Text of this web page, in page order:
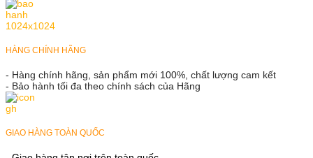
HÀNG CHÍNH HÃNG
- Hàng chính hãng, sản phẩm mới 100%, chất lượng cam kết
- Bảo hành tối đa theo chính sách của Hãng
GIAO HÀNG TOÀN QUỐC